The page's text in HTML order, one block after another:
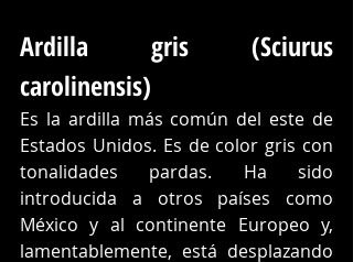
Ardilla gris (Sciurus
carolinensis)
Es la ardilla más común del este de
Estados Unidos. Es de color gris con
tonalidades pardas. Ha sido
introducida a otros países como
México y al continente Europeo y,
lamentablemente, está desplazando